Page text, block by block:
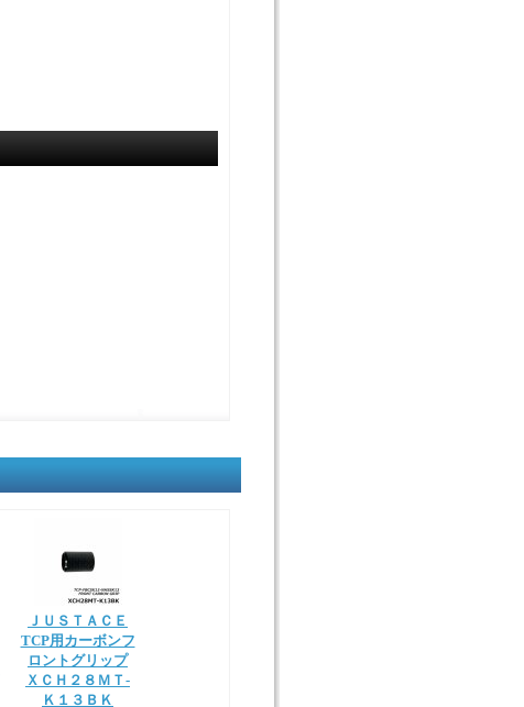
ＪＵＳＴＡＣＥ
TCP用カーボンフ
ロントグリップ
ＸＣＨ２８ＭＴ-
Ｋ１３ＢＫ